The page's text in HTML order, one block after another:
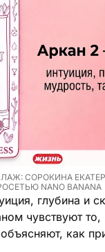
СОРОКИНА
NANO BANANA
глубина и
чувствуют то,
как